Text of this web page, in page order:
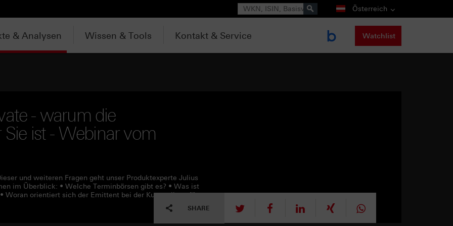
Suche Österreich
& Analysen Wissen & Tools Kontakt & Service Watchlist
- warum die
ist - Webinar vom
und weiteren Fragen geht unser Produktexperte Julius
im Überblick: • Welche Terminbörsen gibt es? • Was ist
Woran orientiert sich der Emittent bei der Kursstellung für
SHARE tweet mitteilen